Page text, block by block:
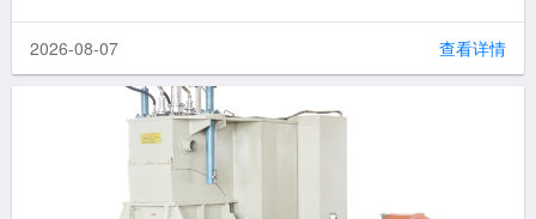
2026-08-07 查看详情